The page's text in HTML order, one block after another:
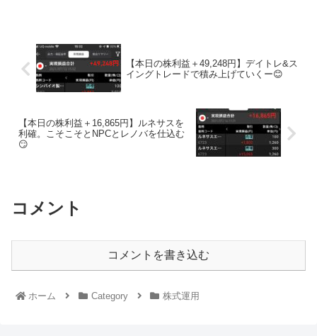
【本日の株利益＋49,248円】デイトレ&ス
イングトレードで積み上げていくー😊
【本日の株利益＋16,865円】ルネサスを
利確。こそこそとNPCとレノバを仕込む
😏
コメント
コメントを書き込む
ホーム Category 株式運用